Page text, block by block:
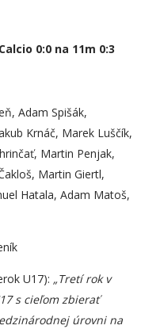
0:0 na 11m 0:3
Adam Spišák,
Krnáč, Marek Luščík,
Martin Penjak,
Martin Giertl,
Hatala, Adam Matoš,
U17): „Tretí rok v
s cieľom zbierať
úrovni na